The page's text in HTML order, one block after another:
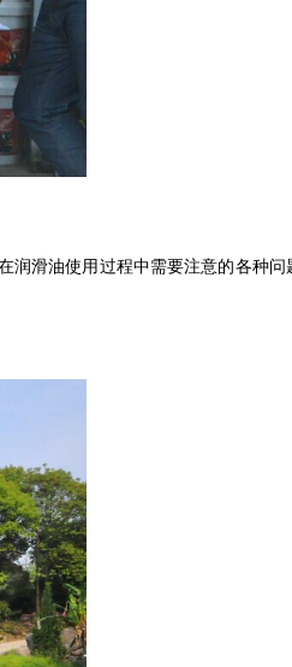
滑油使用过程中需要注意的各种